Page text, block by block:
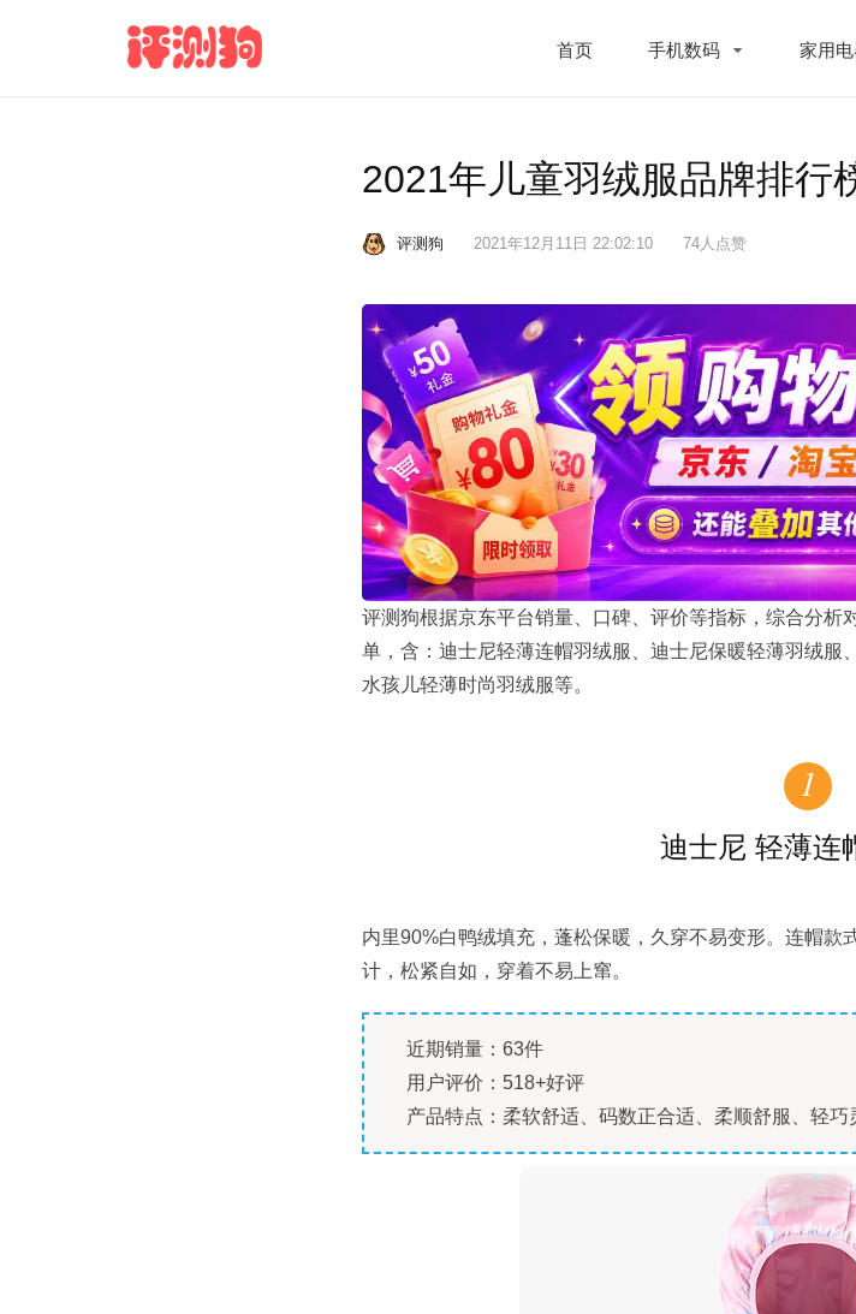
首页 手机数码 家用
2021年儿童羽绒服品牌排行
评测狗 2021年12月11日 22:02:10 74人点赞
评测狗根据京东平台销量、口碑、评价等指标，综合分析
单，含：迪士尼轻薄连帽羽绒服、迪士尼保暖轻薄羽绒服
水孩儿轻薄时尚羽绒服等。
1
迪士尼 轻薄连
内里90%白鸭绒填充，蓬松保暖，久穿不易变形。连帽款
计，松紧自如，穿着不易上窜。
近期销量：63件
用户评价：518+好评
产品特点：柔软舒适、码数正合适、柔顺舒服、轻巧